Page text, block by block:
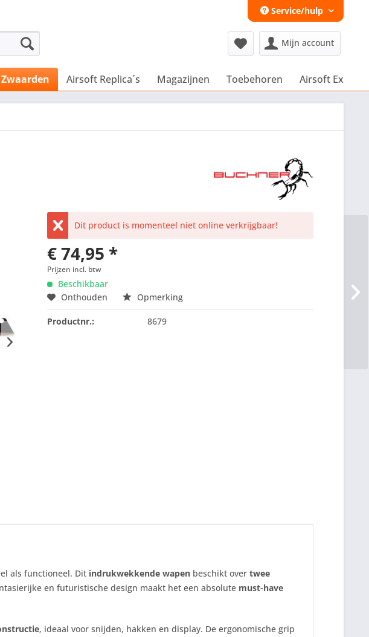
Service/hulp
Mijn account
Airsoft Replica´s Magazijnen Toebehoren Airsoft Extra´s
Dit product is momenteel niet online verkrijgbaar!
€ 74,95 *
Prijzen incl. btw
Beschikbaar
Onthouden
Opmerking
Productnr.: 8679
als functioneel. Dit indrukwekkende wapen beschikt over twee
en futuristische design maakt het een absolute must-have
, ideaal voor snijden, hakken en display. De ergonomische grip